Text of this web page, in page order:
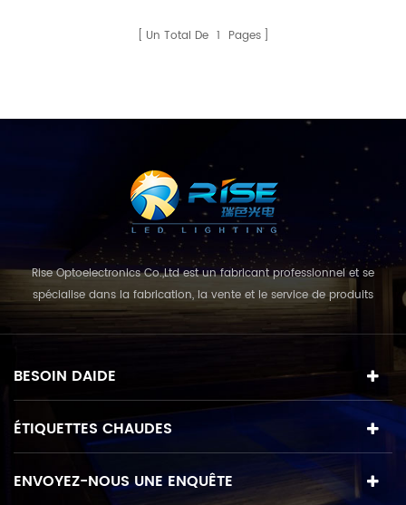
Un Total De 1 Pages
Rise Optoelectronics Co.,Ltd est un fabricant professionnel et se
spécialise dans la fabrication, la vente et le service de produits
d'éclairage à DEL, avec un large assortiment d'unités d'éclairage à
usage résidentiel, commercial et terrestre. avec le concept
BESOIN DAIDE
ÉTIQUETTES CHAUDES
ENVOYEZ-NOUS UNE ENQUÊTE